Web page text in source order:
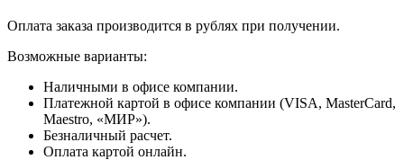
Оплата заказа производится в рублях при получении.
Возможные варианты:
Наличными в офисе компании.
Платежной картой в офисе компании (VISA, MasterCard,
Maestro, «МИР»).
Безналичный расчет.
Оплата картой онлайн.